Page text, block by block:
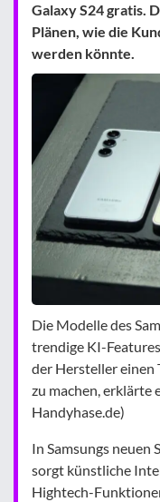
Galaxy S24 gratis.
Plänen, wie die
werden könnte.
Die Modelle des
trendige KI-
der Hersteller einen
zu machen, erklärte
Handyhase.de)
In Samsungs neuen
sorgt künstliche
Hightech-